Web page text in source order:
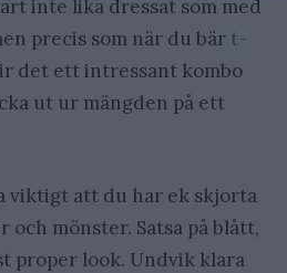
inte lika dressat som med
precis som när du bär t-
det ett intressant kombo
ut ur mängden på ett
viktigt att du har ek skjorta
och mönster. Satsa på blått,
proper look. Undvik klara